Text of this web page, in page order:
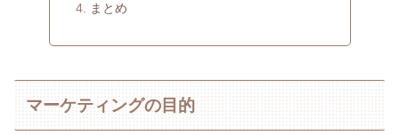
まとめ
マーケティングの目的